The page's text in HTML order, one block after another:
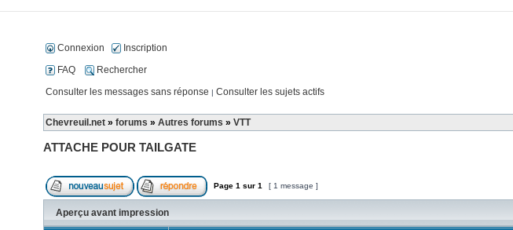
Connexion
Inscription
FAQ
Rechercher
Consulter les messages sans réponse | Consulter les sujets actifs
Chevreuil.net » forums » Autres forums » VTT
ATTACHE POUR TAILGATE
Page 1 sur 1 [ 1 message ]
Aperçu avant impression